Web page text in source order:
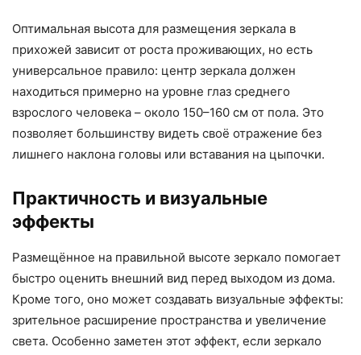
Оптимальная высота для размещения зеркала в
прихожей зависит от роста проживающих, но есть
универсальное правило: центр зеркала должен
находиться примерно на уровне глаз среднего
взрослого человека – около 150–160 см от пола. Это
позволяет большинству видеть своё отражение без
лишнего наклона головы или вставания на цыпочки.
Практичность и визуальные
эффекты
Размещённое на правильной высоте зеркало помогает
быстро оценить внешний вид перед выходом из дома.
Кроме того, оно может создавать визуальные эффекты:
зрительное расширение пространства и увеличение
света. Особенно заметен этот эффект, если зеркало